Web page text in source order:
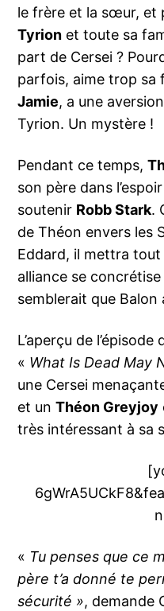
le frère et la sœur, et
Tyrion et toute sa
part de Cersei ?
parfois, aime trop sa
Jamie, a une
Tyrion. Un mystère !
Pendant ce temps,
son père dans
soutenir Robb Stark.
de Théon envers les
Eddard, il mettra
alliance se
semblerait que Balon
L’aperçu de
« What Is Dead May
une Cersei
et unThéon Greyjoy
très intéressant à sa
« Tu penses que ce
père t’a donné te
sécurité », demande